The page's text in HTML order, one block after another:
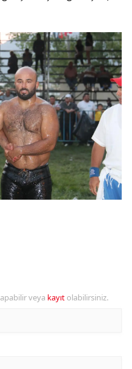
veya kayıt olabilirsiniz.